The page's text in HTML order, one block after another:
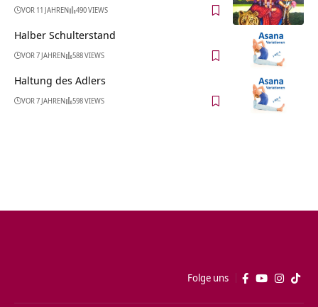
VOR 11 JAHREN 490 VIEWS
Halber Schulterstand
VOR 7 JAHREN 588 VIEWS
Haltung des Adlers
VOR 7 JAHREN 598 VIEWS
Folge uns